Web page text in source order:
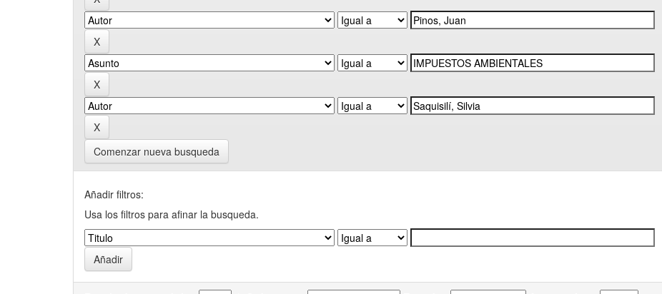
Comenzar nueva busqueda
Añadir filtros:
Usa los filtros para afinar la busqueda.